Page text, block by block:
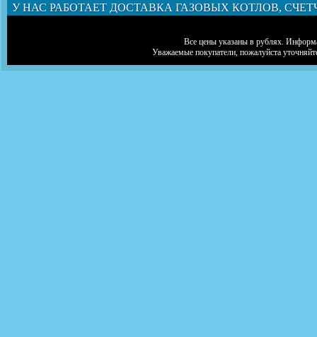
У НАС РАБОТАЕТ ДОСТАВКА ГАЗОВЫХ КОТЛОВ,
Все цены указаны в рублях.
Уважаемые покупатели, пожалуйста